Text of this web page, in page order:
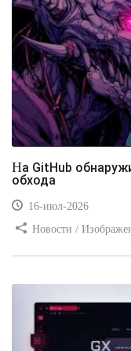
На GitHub обнаружили фальшивые утилиты для
обхода
16-июл-2026
Новости /